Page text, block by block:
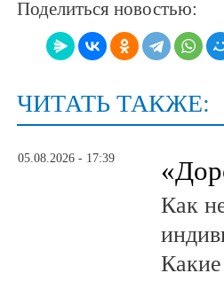
Поделиться новостью:
ЧИТАТЬ ТАКЖЕ:
05.08.2026 - 17:39
Как